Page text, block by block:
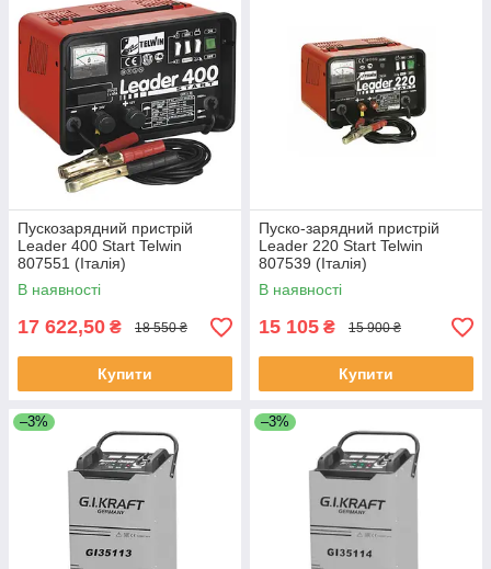
Пускозарядний пристрій
Leader 400 Start Telwin
807551 (Італія)
В наявності
17 622,50 ₴ 18 550 ₴
Купити
Пуско-зарядний пристрій
Leader 220 Start Telwin
807539 (Італія)
В наявності
15 105 ₴ 15 900 ₴
Купити
–3% –3%